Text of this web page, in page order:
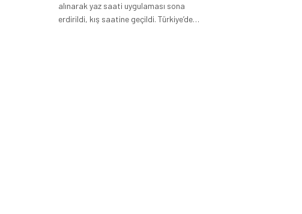
alınarak yaz saati uygulaması sona
erdirildi, kış saatine geçildi. Türkiye’de…